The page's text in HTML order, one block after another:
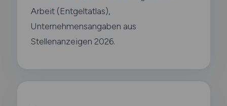
Arbeit (Entgeltatlas),
Unternehmensangaben aus
Stellenanzeigen 2026.